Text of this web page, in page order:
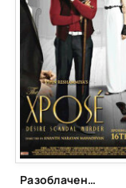
Разоблачение (2014)